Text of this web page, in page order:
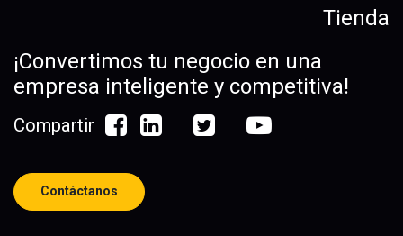
Tienda
¡Convertimos tu negocio en una
empresa inteligente y competitiva!
Compartir
Contáctanos